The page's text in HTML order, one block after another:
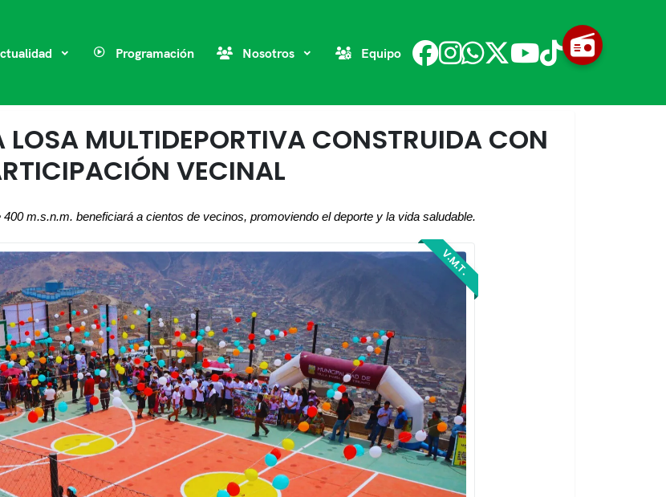
Programación Nosotros Equipo
MULTIDEPORTIVA CONSTRUIDA CON
VECINAL
m.s.n.m. beneficiará a cientos de vecinos, promoviendo el deporte y la vida saludable.
V.M.T.